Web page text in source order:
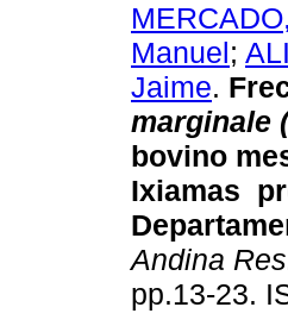
Manuel;
Jaime.
marginale (
bovino
Ixiamas
Andina
pp.13-23.